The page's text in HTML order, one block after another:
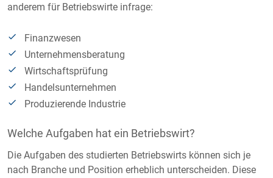
anderem für Betriebswirte infrage:
Finanzwesen
Unternehmensberatung
Wirtschaftsprüfung
Handelsunternehmen
Produzierende Industrie
Welche Aufgaben hat ein Betriebswirt?
Die Aufgaben des studierten Betriebswirts können sich je
nach Branche und Position erheblich unterscheiden. Diese